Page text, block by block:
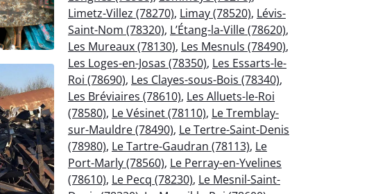
Limetz-Villez (78270), Limay (78520), Lévis-
Saint-Nom (78320), L’Étang-la-Ville (78620),
Les Mureaux (78130), Les Mesnuls (78490),
Les Loges-en-Josas (78350), Les Essarts-le-
Roi (78690), Les Clayes-sous-Bois (78340),
Les Bréviaires (78610), Les Alluets-le-Roi
(78580), Le Vésinet (78110), Le Tremblay-
sur-Mauldre (78490), Le Tertre-Saint-Denis
(78980), Le Tartre-Gaudran (78113), Le
Port-Marly (78560), Le Perray-en-Yvelines
(78610), Le Pecq (78230), Le Mesnil-Saint-